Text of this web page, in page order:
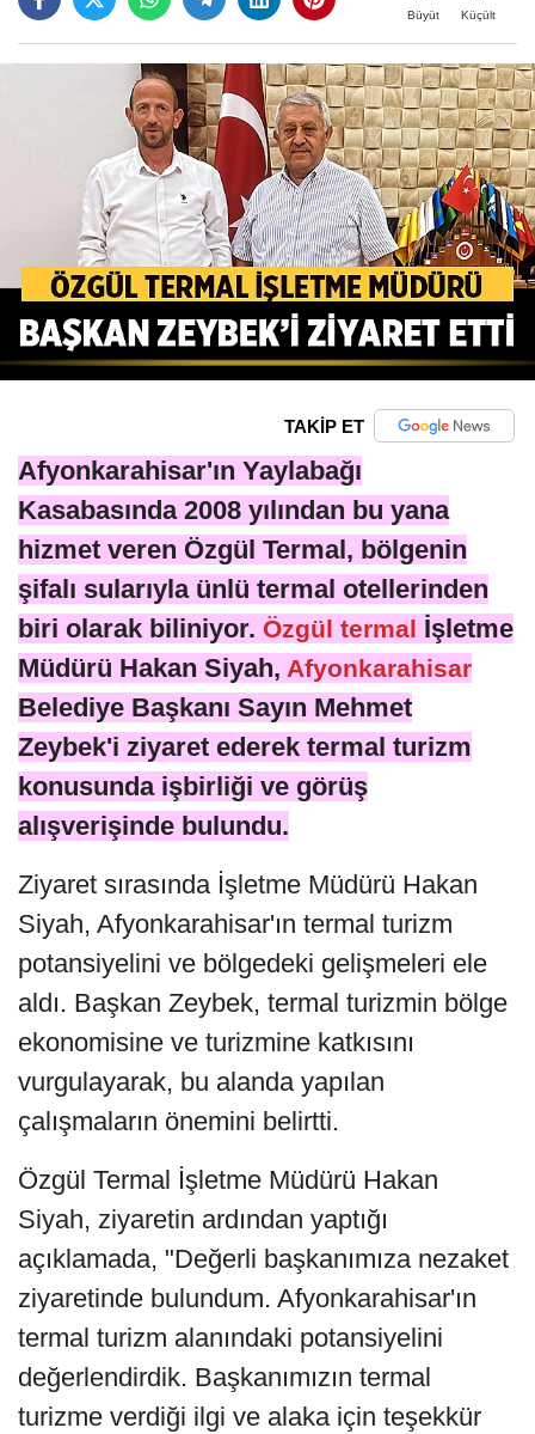
Büyüt Küçült
TAKİP ET
Afyonkarahisar'ın Yaylabağı
Kasabasında 2008 yılından bu yana
hizmet veren Özgül Termal, bölgenin
şifalı sularıyla ünlü termal otellerinden
biri olarak biliniyor. Özgül termal İşletme
Müdürü Hakan Siyah, Afyonkarahisar
Belediye Başkanı Sayın Mehmet
Zeybek'i ziyaret ederek termal turizm
konusunda işbirliği ve görüş
alışverişinde bulundu.
Ziyaret sırasında İşletme Müdürü Hakan
Siyah, Afyonkarahisar'ın termal turizm
potansiyelini ve bölgedeki gelişmeleri ele
aldı. Başkan Zeybek, termal turizmin bölge
ekonomisine ve turizmine katkısını
vurgulayarak, bu alanda yapılan
çalışmaların önemini belirtti.
Özgül Termal İşletme Müdürü Hakan
Siyah, ziyaretin ardından yaptığı
açıklamada, "Değerli başkanımıza nezaket
ziyaretinde bulundum. Afyonkarahisar'ın
termal turizm alanındaki potansiyelini
değerlendirdik. Başkanımızın termal
turizme verdiği ilgi ve alaka için teşekkür